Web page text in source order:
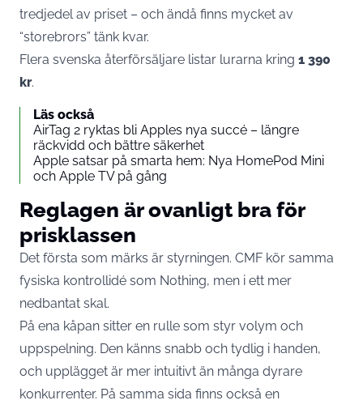
tredjedel av priset – och ändå finns mycket av
“storebrors” tänk kvar.
Flera svenska återförsäljare listar lurarna kring 1 390
kr.
Läs också
AirTag 2 ryktas bli Apples nya succé – längre
räckvidd och bättre säkerhet
Apple satsar på smarta hem: Nya HomePod Mini
och Apple TV på gång
Reglagen är ovanligt bra för
prisklassen
Det första som märks är styrningen. CMF kör samma
fysiska kontrollidé som Nothing, men i ett mer
nedbantat skal.
På ena kåpan sitter en rulle som styr volym och
uppspelning. Den känns snabb och tydlig i handen,
och upplägget är mer intuitivt än många dyrare
konkurrenter. På samma sida finns också en